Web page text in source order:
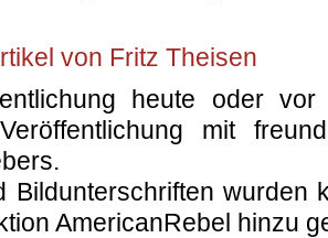
von Fritz Theisen
heute oder
mit
Bildunterschriften wurden
AmericanRebel hinzu